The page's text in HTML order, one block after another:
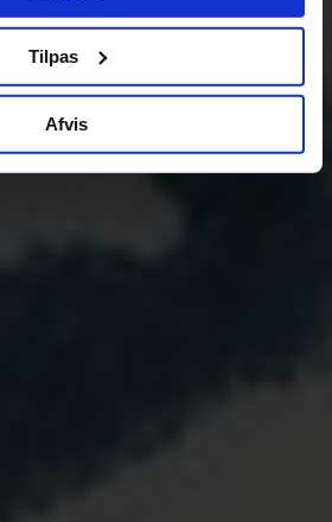
Tilpas
Afvis